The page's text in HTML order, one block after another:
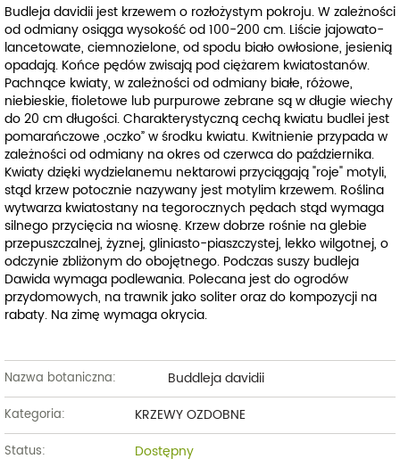
Budleja davidii jest krzewem o rozłożystym pokroju. W zależności
od odmiany osiąga wysokość od 100-200 cm. Liście jajowato-
lancetowate, ciemnozielone, od spodu biało owłosione, jesienią
opadają. Końce pędów zwisają pod ciężarem kwiatostanów.
Pachnące kwiaty, w zależności od odmiany białe, różowe,
niebieskie, fioletowe lub purpurowe zebrane są w długie wiechy
do 20 cm długości. Charakterystyczną cechą kwiatu budlei jest
pomarańczowe „oczko” w środku kwiatu. Kwitnienie przypada w
zależności od odmiany na okres od czerwca do października.
Kwiaty dzięki wydzielanemu nektarowi przyciągają "roje" motyli,
stąd krzew potocznie nazywany jest motylim krzewem. Roślina
wytwarza kwiatostany na tegorocznych pędach stąd wymaga
silnego przycięcia na wiosnę. Krzew dobrze rośnie na glebie
przepuszczalnej, żyznej, gliniasto-piaszczystej, lekko wilgotnej, o
odczynie zbliżonym do obojętnego. Podczas suszy budleja
Dawida wymaga podlewania. Polecana jest do ogrodów
przydomowych, na trawnik jako soliter oraz do kompozycji na
rabaty. Na zimę wymaga okrycia.
Nazwa botaniczna: Buddleja davidii
Kategoria: KRZEWY OZDOBNE
Status: Dostępny